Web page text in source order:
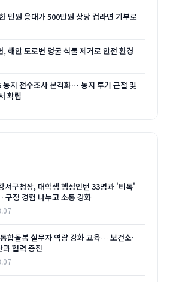
민원 응대가 500만원 상당 컵라면 기부로
, 해안 도로변 덩굴 식물 제거로 안전 환경
농지 전수조사 본격화… 농지 투기 근절 및
확립
서구청장, 대학생 행정인턴 33명과 '티톡'
구정 경험 나누고 소통 강화
합돌봄 실무자 역량 강화 교육… 보건소·
과 협력 증진